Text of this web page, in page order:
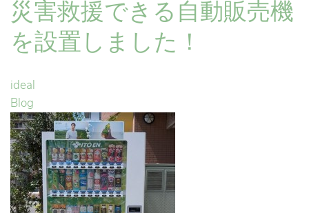
災害救援できる自動販売機
を設置しました！
ideal
Blog